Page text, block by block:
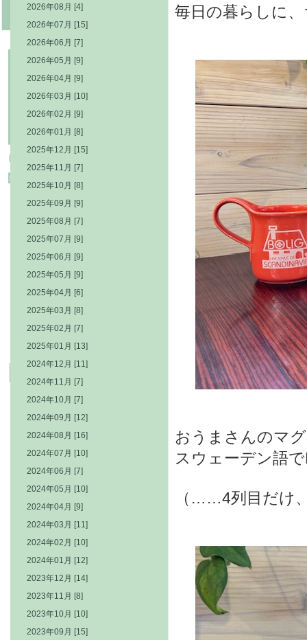
毎日の暮らしに
おうまさんのマ
スウェーデン語
（……4列目だけ
2026年08月 [4]
2026年07月 [15]
2026年06月 [7]
2026年05月 [9]
2026年04月 [9]
2026年03月 [10]
2026年02月 [9]
2026年01月 [8]
2025年12月 [15]
2025年11月 [7]
2025年10月 [8]
2025年09月 [9]
2025年08月 [7]
2025年07月 [9]
2025年06月 [9]
2025年05月 [9]
2025年04月 [6]
2025年03月 [8]
2025年02月 [7]
2025年01月 [13]
2024年12月 [11]
2024年11月 [7]
2024年10月 [7]
2024年09月 [12]
2024年08月 [16]
2024年07月 [10]
2024年06月 [7]
2024年05月 [10]
2024年04月 [9]
2024年03月 [11]
2024年02月 [10]
2024年01月 [12]
2023年12月 [14]
2023年11月 [8]
2023年10月 [10]
2023年09月 [15]